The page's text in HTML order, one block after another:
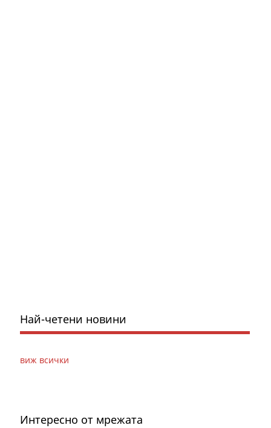
Най-четени новини
виж всички
Интересно от мрежата